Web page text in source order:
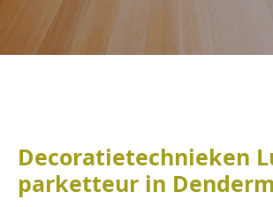
Decoratietechnieken
parketteur in